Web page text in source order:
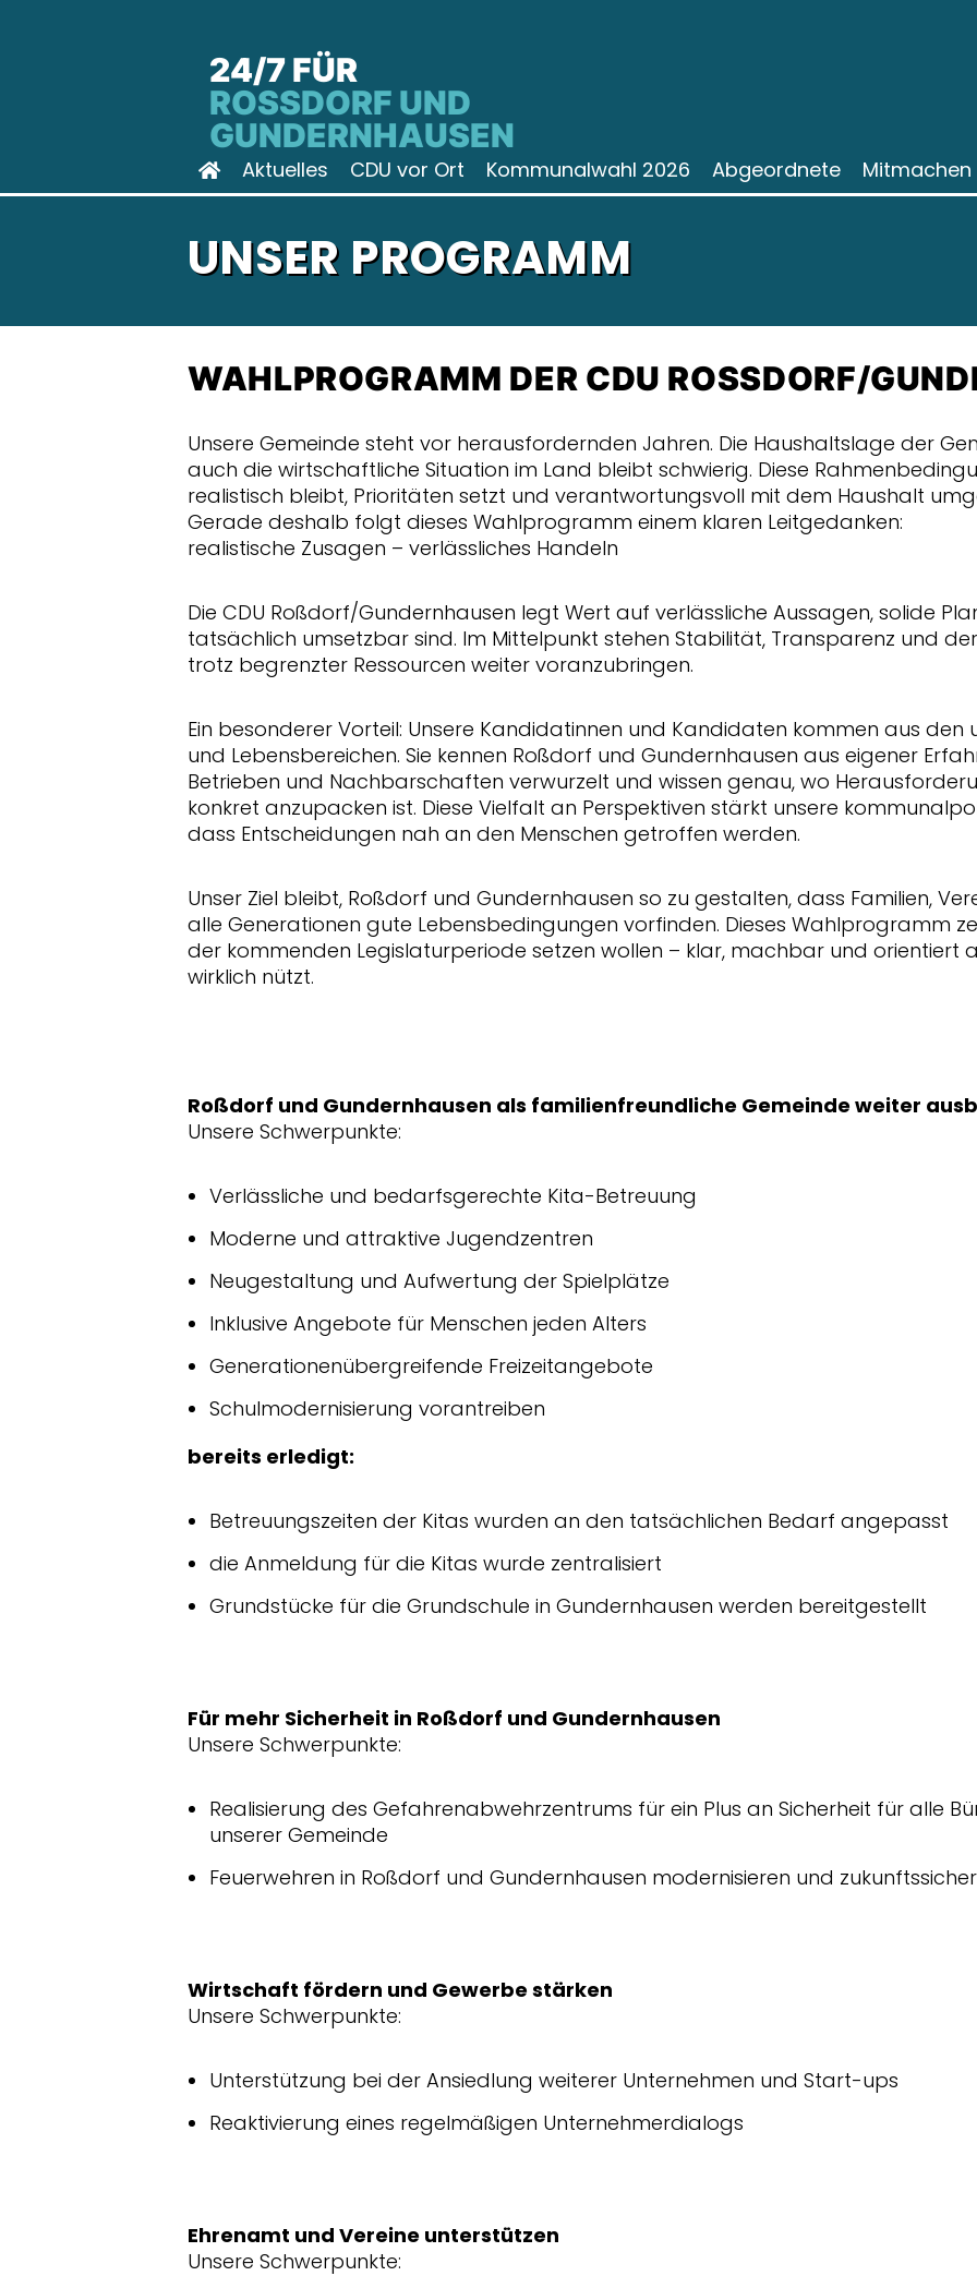
24/7 FÜR
ROSSDORF UND G
UNDERNHAUSEN
Aktuelles CDU vor Ort Kommunalwahl 2026 Abgeordnete Mitmachen
UNSER PROGRAMM
WAHLPROGRAMM DER CDU ROSSDORF/
Unsere Gemeinde steht vor herausfordernden Jahren. Die Haushaltslage der
auch die wirtschaftliche Situation im Land bleibt schwierig. Diese
realistisch bleibt, Prioritäten setzt und verantwortungsvoll mit dem Haushalt
Gerade deshalb folgt dieses Wahlprogramm einem klaren Leitgedanken:
realistische Zusagen – verlässliches Handeln
Die CDU Roßdorf/Gundernhausen legt Wert auf verlässliche Aussagen, solide
tatsächlich umsetzbar sind. Im Mittelpunkt stehen Stabilität, Transparenz und
trotz begrenzter Ressourcen weiter voranzubringen.
Ein besonderer Vorteil: Unsere Kandidatinnen und Kandidaten kommen aus den
und Lebensbereichen. Sie kennen Roßdorf und Gundernhausen aus eigener
Betrieben und Nachbarschaften verwurzelt und wissen genau, wo
konkret anzupacken ist. Diese Vielfalt an Perspektiven stärkt unsere
dass Entscheidungen nah an den Menschen getroffen werden.
Unser Ziel bleibt, Roßdorf und Gundernhausen so zu gestalten, dass Familien,
alle Generationen gute Lebensbedingungen vorfinden. Dieses Wahlprogramm
der kommenden Legislaturperiode setzen wollen – klar, machbar und orientiert
wirklich nützt.
Roßdorf und Gundernhausen als familienfreundliche Gemeinde weiter
Unsere Schwerpunkte:
Verlässliche und bedarfsgerechte Kita-Betreuung
Moderne und attraktive Jugendzentren
Neugestaltung und Aufwertung der Spielplätze
Inklusive Angebote für Menschen jeden Alters
Generationenübergreifende Freizeitangebote
Schulmodernisierung vorantreiben
bereits erledigt:
Betreuungszeiten der Kitas wurden an den tatsächlichen Bedarf angepasst
die Anmeldung für die Kitas wurde zentralisiert
Grundstücke für die Grundschule in Gundernhausen werden bereitgestellt
Für mehr Sicherheit in Roßdorf und Gundernhausen
Unsere Schwerpunkte:
Realisierung des Gefahrenabwehrzentrums für ein Plus an Sicherheit für alle
unserer Gemeinde
Feuerwehren in Roßdorf und Gundernhausen modernisieren und
Wirtschaft fördern und Gewerbe stärken
Unsere Schwerpunkte:
Unterstützung bei der Ansiedlung weiterer Unternehmen und Start-ups
Reaktivierung eines regelmäßigen Unternehmerdialogs
Ehrenamt und Vereine unterstützen
Unsere Schwerpunkte: